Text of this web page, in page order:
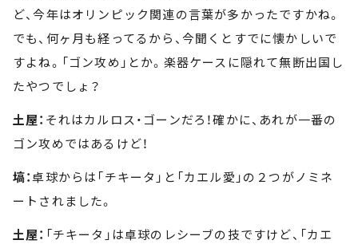
ど、今年はオリンピック関連の言葉が多かったですかね。
でも、何ヶ月も経ってるから、今聞くとすでに懐かしいで
すよね。「ゴン攻め」とか。楽器ケースに隠れて無断出国し
たやつでしょ？
土屋： それはカルロス・ゴーンだろ！確かに、あれが一番の
ゴン攻めではあるけど！
塙：卓球からは「チキータ」と「カエル愛」の２つがノミネ
ートされました。
土屋： 「チキータ」は卓球のレシーブの技ですけど、「カエ